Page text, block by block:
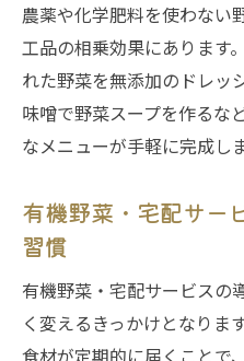
農薬や化学肥料を使わない
工品の相乗効果にあります
れた野菜を無添加のドレッ
味噌で野菜スープを作るな
なメニューが手軽に完成しま
有機野菜・宅配サー
習慣
有機野菜・宅配サービスの
く変えるきっかけとなりま
食材が定期的に届くことで